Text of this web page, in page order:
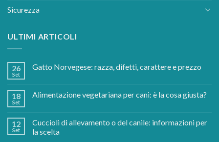
Sicurezza
ULTIMI ARTICOLI
26
Set
Gatto Norvegese: razza, difetti, carattere e prezzo
18
Set
Alimentazione vegetariana per cani: è la cosa giusta?
12
Set
Cuccioli di allevamento o del canile: informazioni per
la scelta